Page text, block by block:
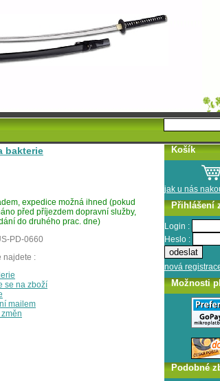
bakterie
expedice možná ihned (pokud
před příjezdem dopravní služby,
do druhého prac. dne)
PD-0660
najdete :
se na zboží
mailem
Košík
jak u nás
Přihlášení
Login :
Heslo :
nová
Možnosti
Podobné